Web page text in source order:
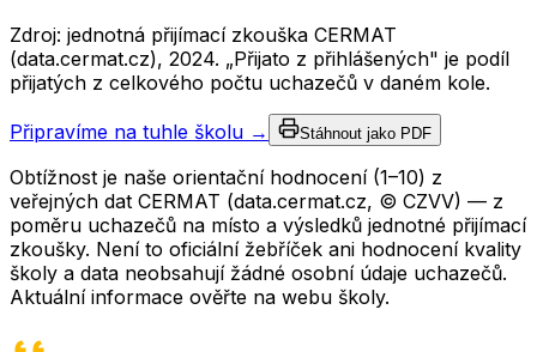
Zdroj: jednotná přijímací zkouška CERMAT
(data.cermat.cz), 2024. „Přijato z přihlášených" je podíl
přijatých z celkového počtu uchazečů v daném kole.
Připravíme na tuhle školu → Stáhnout jako PDF
Obtížnost je naše orientační hodnocení (1–10) z
veřejných dat CERMAT (data.cermat.cz, © CZVV) — z
poměru uchazečů na místo a výsledků jednotné přijímací
zkoušky. Není to oficiální žebříček ani hodnocení kvality
školy a data neobsahují žádné osobní údaje uchazečů.
Aktuální informace ověřte na webu školy.